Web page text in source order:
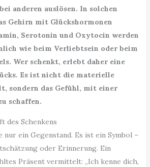
anderen auslösen. In solchen
Gehirn mit Glückshormonen
Serotonin und Oxytocin werden
wie beim Verliebtsein oder beim
Wer schenkt, erlebt daher eine
Es ist nicht die materielle
sondern das Gefühl, mit einer
schaffen.
des Schenkens
nur ein Gegenstand. Es ist ein Symbol –
oder Erinnerung. Ein
Präsent vermittelt: „Ich kenne dich,